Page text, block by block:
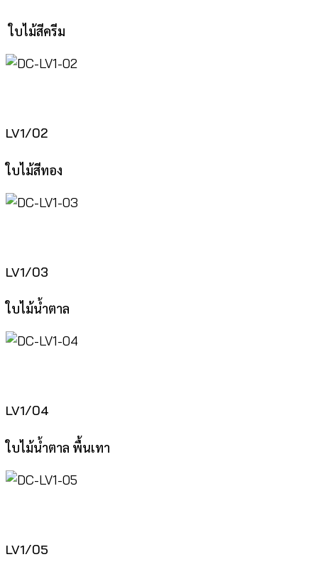
ใบไม้สีครีม
LV1/02
ใบไม้สีทอง
LV1/03
ใบไม้น้ำตาล
LV1/04
ใบไม้น้ำตาล พื้นเทา
LV1/05